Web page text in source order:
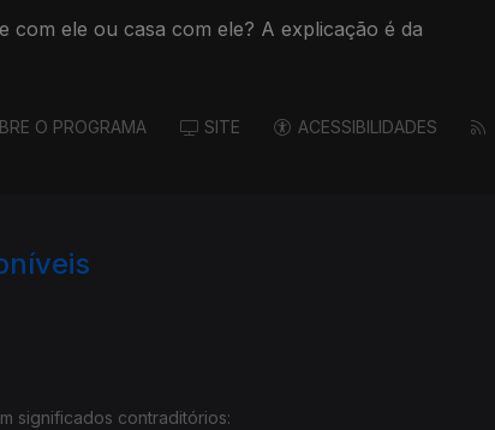
com ele ou casa com ele? A explicação é da
O PROGRAMA SITE ACESSIBILIDADES
significados contraditórios: